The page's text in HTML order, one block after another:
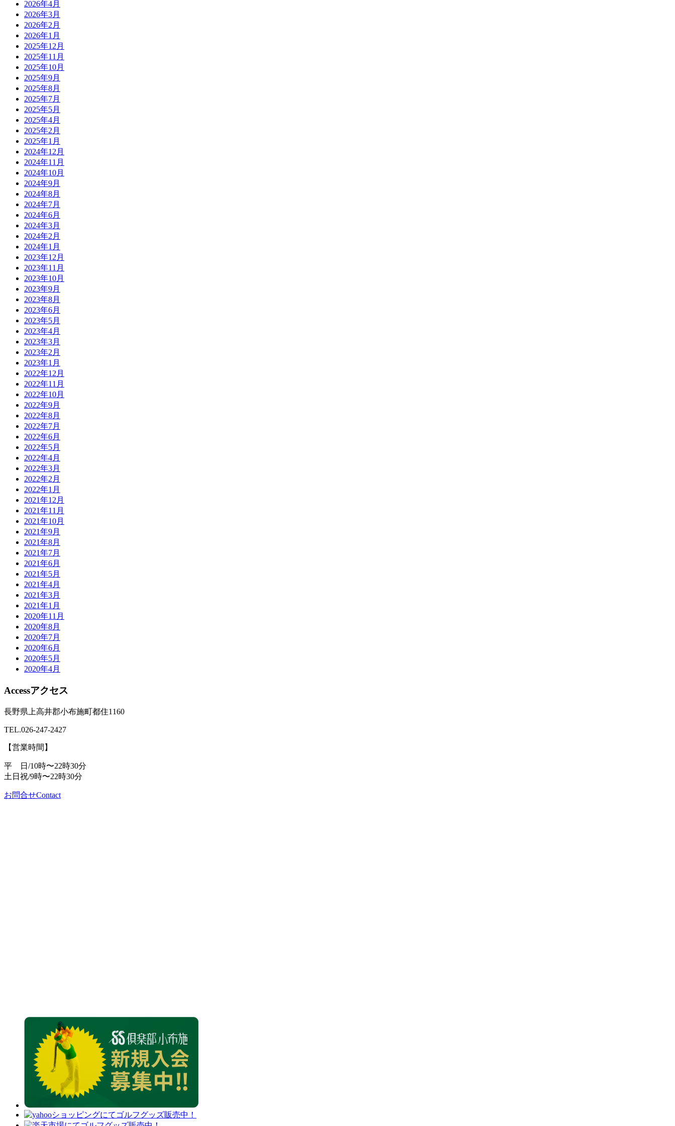
2026年4月
2026年3月
2026年2月
2026年1月
2025年12月
2025年11月
2025年10月
2025年9月
2025年8月
2025年7月
2025年5月
2025年4月
2025年2月
2025年1月
2024年12月
2024年11月
2024年10月
2024年9月
2024年8月
2024年7月
2024年6月
2024年3月
2024年2月
2024年1月
2023年12月
2023年11月
2023年10月
2023年9月
2023年8月
2023年6月
2023年5月
2023年4月
2023年3月
2023年2月
2023年1月
2022年12月
2022年11月
2022年10月
2022年9月
2022年8月
2022年7月
2022年6月
2022年5月
2022年4月
2022年3月
2022年2月
2022年1月
2021年12月
2021年11月
2021年10月
2021年9月
2021年8月
2021年7月
2021年6月
2021年5月
2021年4月
2021年3月
2021年1月
2020年11月
2020年8月
2020年7月
2020年6月
2020年5月
2020年4月
Accessアクセス
長野県上高井郡小布施町都住1160
TEL.026-247-2427
【営業時間】
平 日/10時〜22時30分
土日祝/9時〜22時30分
お問合せContact